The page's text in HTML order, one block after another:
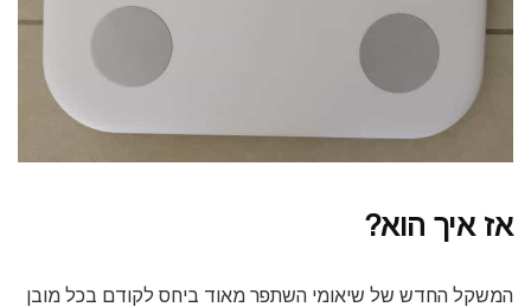
אז איך הוא?
המשקל החדש של שיאומי השתפר מאוד ביחס לקודם בכל מובן